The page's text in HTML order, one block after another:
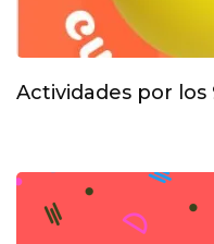
Actividades por los